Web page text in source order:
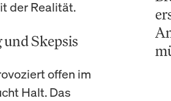
der Realität.
Skepsis
offen im
Halt. Das